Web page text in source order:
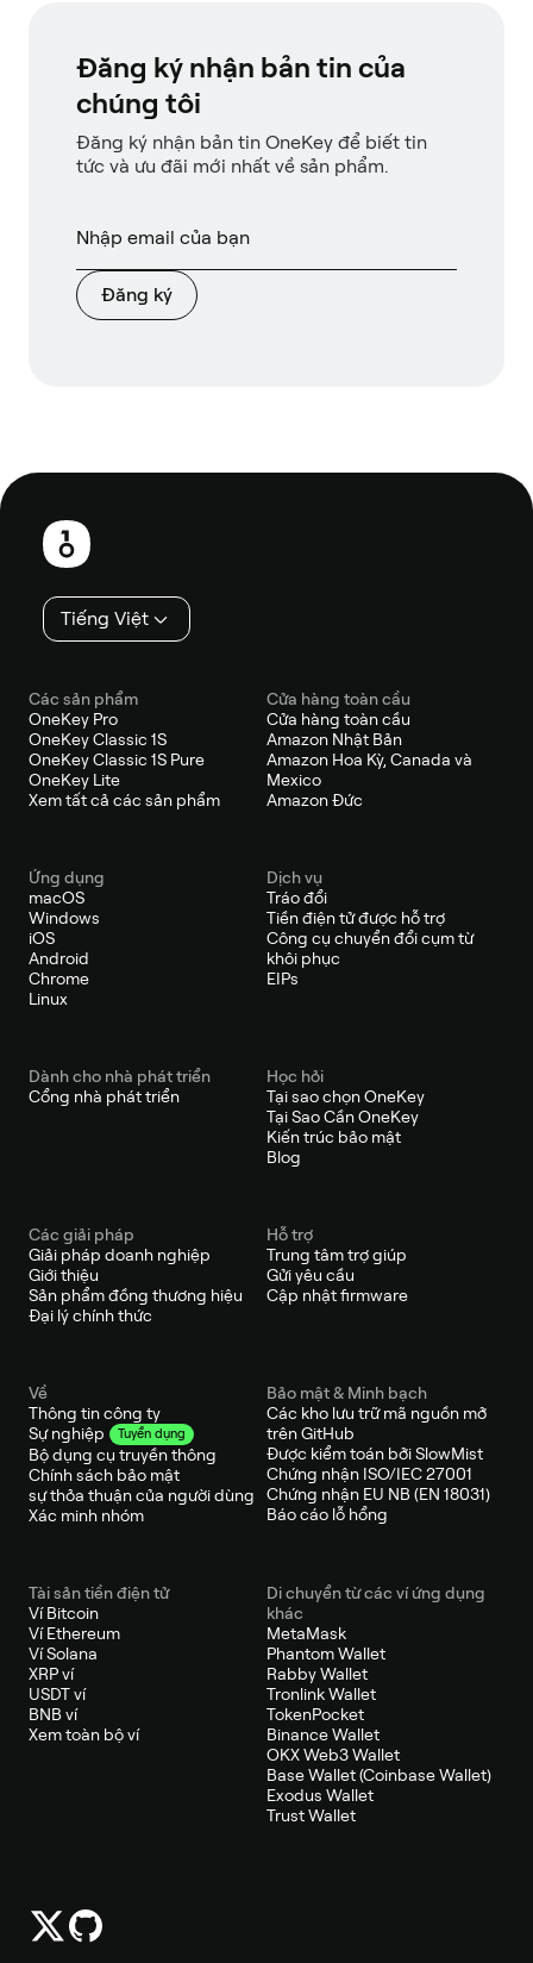
Đăng ký nhận bản tin của
chúng tôi
Đăng ký nhận bản tin OneKey để biết tin
tức và ưu đãi mới nhất về sản phẩm.
Đăng ký
Chân
trang
Tiếng Việt
Các sản phẩm
OneKey Pro
OneKey Classic 1S
OneKey Classic 1S Pure
OneKey Lite
Xem tất cả các sản phẩm
Cửa hàng toàn cầu
Cửa hàng toàn cầu
Amazon Nhật Bản
Amazon Hoa Kỳ, Canada và
Mexico
Amazon Đức
Ứng dụng
macOS
Windows
iOS
Android
Chrome
Linux
Dịch vụ
Tráo đổi
Tiền điện tử được hỗ trợ
Công cụ chuyển đổi cụm từ
khôi phục
EIPs
Dành cho nhà phát triển
Cổng nhà phát triển
Học hỏi
Tại sao chọn OneKey
Tại Sao Cần OneKey
Kiến trúc bảo mật
Blog
Các giải pháp
Giải pháp doanh nghiệp
Giới thiệu
Sản phẩm đồng thương hiệu
Đại lý chính thức
Hỗ trợ
Trung tâm trợ giúp
Gửi yêu cầu
Cập nhật firmware
Về
Thông tin công ty
Sự nghiệp
Tuyển dụng
Bộ dụng cụ truyền thông
Chính sách bảo mật
sự thỏa thuận của người dùng
Xác minh nhóm
Bảo mật & Minh bạch
Các kho lưu trữ mã nguồn mở
trên GitHub
Được kiểm toán bởi SlowMist
Chứng nhận ISO/IEC 27001
Chứng nhận EU NB (EN 18031)
Báo cáo lỗ hổng
Tài sản tiền điện tử
Ví Bitcoin
Ví Ethereum
Ví Solana
XRP ví
USDT ví
BNB ví
Xem toàn bộ ví
Di chuyển từ các ví ứng dụng
khác
MetaMask
Phantom Wallet
Rabby Wallet
Tronlink Wallet
TokenPocket
Binance Wallet
OKX Web3 Wallet
Base Wallet (Coinbase Wallet)
Exodus Wallet
Trust Wallet